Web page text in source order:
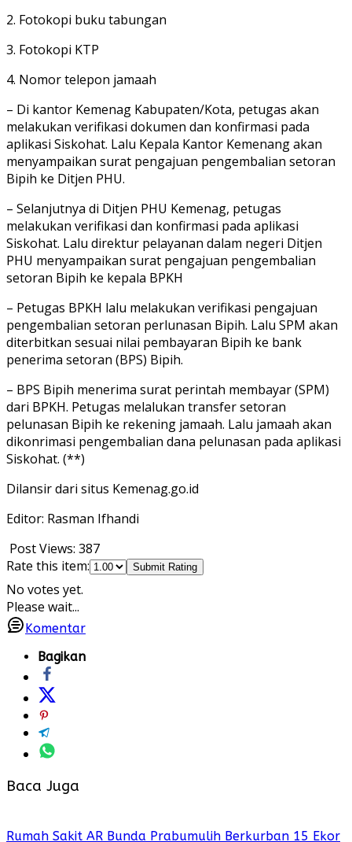
2. Fotokopi buku tabungan
3. Fotokopi KTP
4. Nomor telepon jamaah
– Di kantor Kemenag Kabupaten/Kota, petugas akan
melakukan verifikasi dokumen dan konfirmasi pada
aplikasi Siskohat. Lalu Kepala Kantor Kemenang akan
menyampaikan surat pengajuan pengembalian setoran
Bipih ke Ditjen PHU.
– Selanjutnya di Ditjen PHU Kemenag, petugas
melakukan verifikasi dan konfirmasi pada aplikasi
Siskohat. Lalu direktur pelayanan dalam negeri Ditjen
PHU menyampaikan surat pengajuan pengembalian
setoran Bipih ke kepala BPKH
– Petugas BPKH lalu melakukan verifikasi pengajuan
pengembalian setoran perlunasan Bipih. Lalu SPM akan
diterbitkan sesuai nilai pembayaran Bipih ke bank
penerima setoran (BPS) Bipih.
– BPS Bipih menerima surat perintah membayar (SPM)
dari BPKH. Petugas melalukan transfer setoran
pelunasan Bipih ke rekening jamaah. Lalu jamaah akan
dikonrimasi pengembalian dana pelunasan pada aplikasi
Siskohat. (**)
Dilansir dari situs Kemenag.go.id
Editor: Rasman Ifhandi
Post Views: 387
Rate this item:
Submit Rating
No votes yet.
Please wait...
Komentar
Bagikan
Baca Juga
Rumah Sakit AR Bunda Prabumulih Berkurban 15 Ekor